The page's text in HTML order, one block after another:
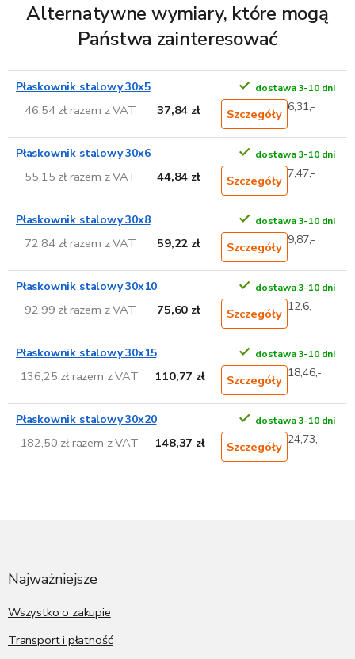
Alternatywne wymiary, które mogą
Państwa zainteresować
Płaskownik stalowy 30x5 dostawa 3-10 dni
46,54 zł razem z VAT 37,84 zł Szczegóły 6,31,-
Płaskownik stalowy 30x6 dostawa 3-10 dni
55,15 zł razem z VAT 44,84 zł Szczegóły 7,47,-
Płaskownik stalowy 30x8 dostawa 3-10 dni
72,84 zł razem z VAT 59,22 zł Szczegóły 9,87,-
Płaskownik stalowy 30x10 dostawa 3-10 dni
92,99 zł razem z VAT 75,60 zł Szczegóły 12,6,-
Płaskownik stalowy 30x15 dostawa 3-10 dni
136,25 zł razem z VAT 110,77 zł Szczegóły 18,46,-
Płaskownik stalowy 30x20 dostawa 3-10 dni
182,50 zł razem z VAT 148,37 zł Szczegóły 24,73,-
Najważniejsze
Wszystko o zakupie
Transport i płatność